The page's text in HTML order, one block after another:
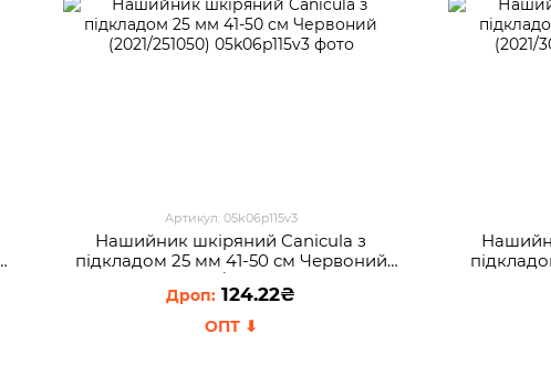
Артикул: 05k06p115v3
Нашийник шкіряний Canicula з
пiдкладом 25 мм 41-50 см Червоний
(2021/251050)
124.22₴